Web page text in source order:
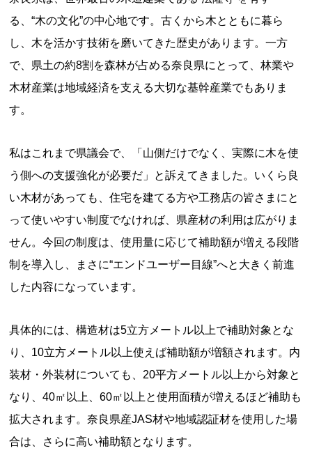
る、“木の文化”の中心地です。古くから木とともに暮ら
し、木を活かす技術を磨いてきた歴史があります。一方
で、県土の約8割を森林が占める奈良県にとって、林業や
木材産業は地域経済を支える大切な基幹産業でもありま
す。
私はこれまで県議会で、「山側だけでなく、実際に木を使
う側への支援強化が必要だ」と訴えてきました。いくら良
い木材があっても、住宅を建てる方や工務店の皆さまにと
って使いやすい制度でなければ、県産材の利用は広がりま
せん。今回の制度は、使用量に応じて補助額が増える段階
制を導入し、まさに“エンドユーザー目線”へと大きく前進
した内容になっています。
具体的には、構造材は5立方メートル以上で補助対象とな
り、10立方メートル以上使えば補助額が増額されます。内
装材・外装材についても、20平方メートル以上から対象と
なり、40㎡以上、60㎡以上と使用面積が増えるほど補助も
拡大されます。奈良県産JAS材や地域認証材を使用した場
合は、さらに高い補助額となります。